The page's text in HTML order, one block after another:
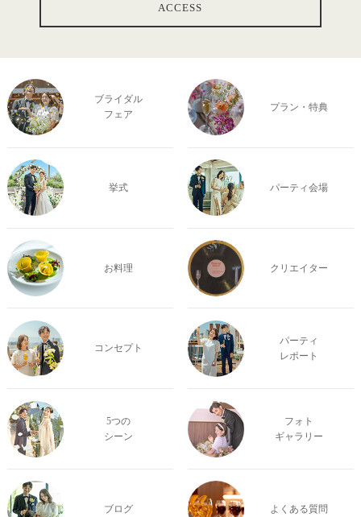
ACCESS
ブライダル
フェア
プラン・特典
挙式 パーティ会場
お料理 クリエイター
コンセプト
パーティ
レポート
5つの
シーン
フォト
ギャラリー
ブログ よくある質問